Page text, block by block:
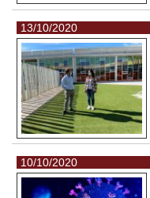
13/10/2020
10/10/2020